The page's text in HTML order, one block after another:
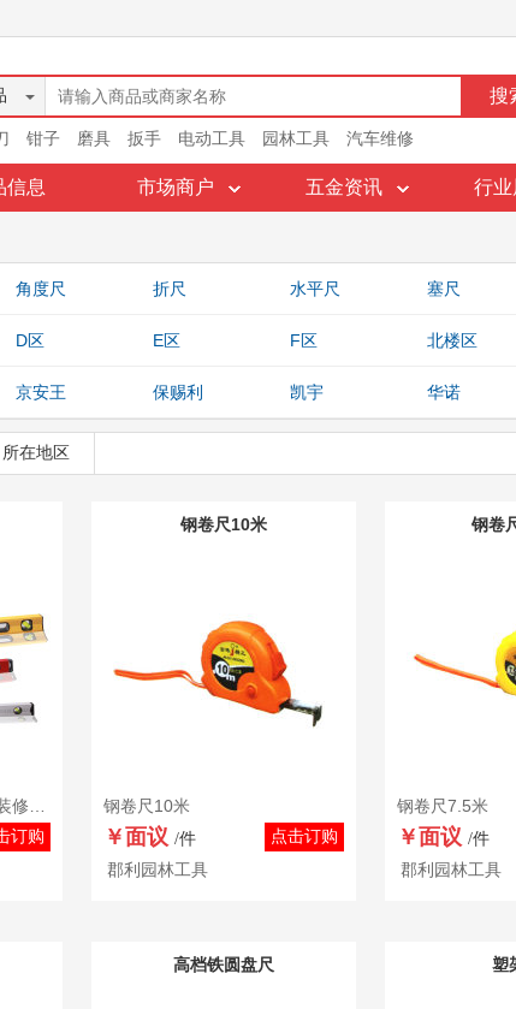
钳子 磨具 扳手 电动工具 园林工具 汽车维修
信息 市场商户 五金资讯 行业
角度尺 折尺 水平尺 塞尺
划针 测径尺 螺纹规 高度尺
D区 E区 F区 北楼区
南沿街区
京安王 保赐利 凯宇 华诺
香港耐立王
所在地区
订购
钢卷尺10米
钢卷尺10米
￥面议 /件 点击订购
郡利园林工具
钢卷
钢卷尺7.5米
￥面议 /件
郡利园林工具
高档铁圆盘尺 塑